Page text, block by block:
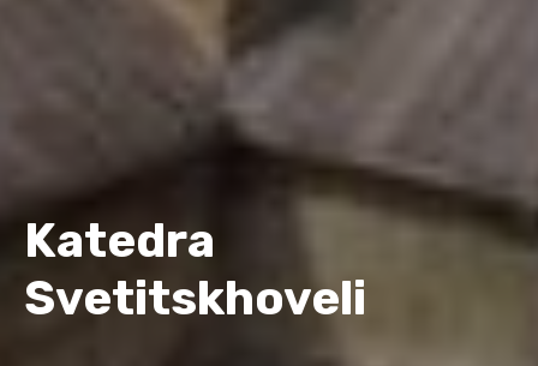
Katedra
Svetitskhoveli